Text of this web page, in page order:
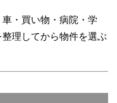
・買い物・病院・学
理してから物件を選ぶ